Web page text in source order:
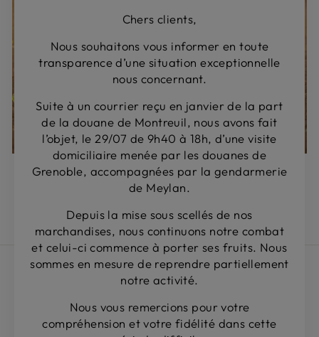
Chers clients,
Nous souhaitons vous informer en toute
transparence d’une situation exceptionnelle
nous concernant.
Suite à un courrier reçu en janvier de la part
de la douane de Montreuil, nous avons fait
l’objet, le 29/07 de 9h40 à 18h, d’une visite
domiciliaire menée par les douanes de
Grenoble, accompagnées par la gendarmerie
de Meylan.
Depuis la mise sous scellés de nos
marchandises, nous continuons notre combat
et celui-ci commence à porter ses fruits. Nous
sommes en mesure de reprendre partiellement
notre activité.
Nous vous remercions pour votre
compréhension et votre fidélité dans cette
HONESTY
At BerTabac, we are transparent with you. We want
to offer you a unique experience.
Search
General terms and conditions of sale